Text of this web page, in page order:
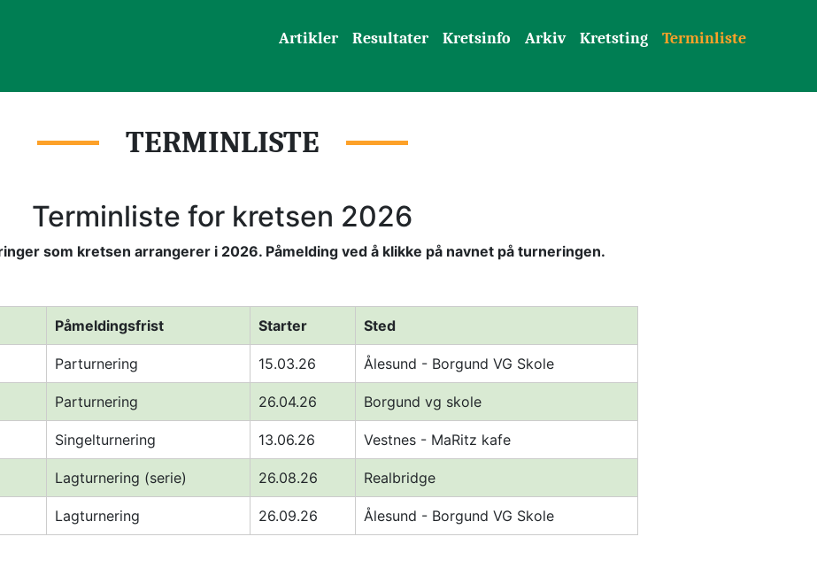
Artikler Resultater Kretsinfo Arkiv Kretsting Terminliste
TERMINLISTE
Terminliste for kretsen 2026
som kretsen arrangerer i 2026. Påmelding ved å klikke på navnet på turneringen.
Påmeldingsfrist Starter Sted
Parturnering 15.03.26 Ålesund - Borgund VG Skole
Parturnering 26.04.26 Borgund vg skole
Singelturnering 13.06.26 Vestnes - MaRitz kafe
Lagturnering (serie) 26.08.26 Realbridge
Lagturnering 26.09.26 Ålesund - Borgund VG Skole